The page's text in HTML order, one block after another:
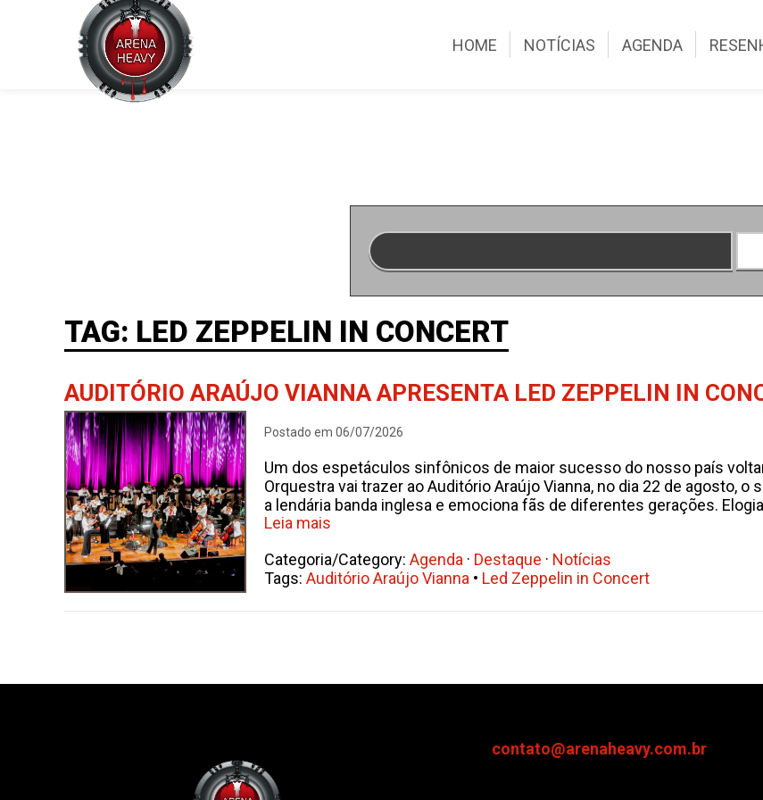
HOME NOTÍCIAS AGENDA
TAG: LED ZEPPELIN IN CONCERT
AUDITÓRIO ARAÚJO VIANNA APRESENTA LED ZEPPELIN IN
Postado em 06/07/2026
Um dos espetáculos sinfônicos de maior sucesso do nosso país
Orquestra vai trazer ao Auditório Araújo Vianna, no dia 22 de agosto, o
a lendária banda inglesa e emociona fãs de diferentes gerações.
Leia mais
Categoria/Category: Agenda · Destaque · Notícias
Tags: Auditório Araújo Vianna • Led Zeppelin in Concert
contato@arenaheavy.com.br